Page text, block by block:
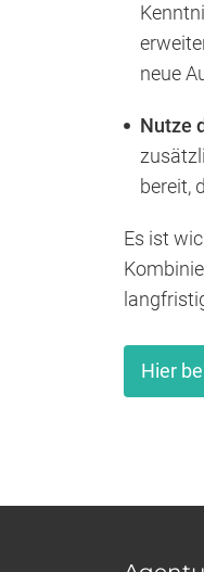
neue
Nutze
bereit,
Es ist
Hier